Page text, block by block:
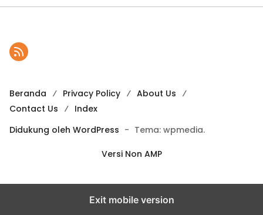
Beranda Privacy Policy
About Us
Contact Us
Index
Didukung oleh WordPress - Tema: wpmedia.
Versi Non AMP
Exit mobile version